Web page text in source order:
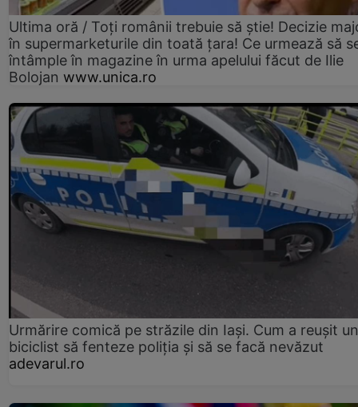
Ultima oră / Toți românii trebuie să știe! Decizie
în supermarketurile din toată țara! Ce urmează să
întâmple în magazine în urma apelului făcut de Ilie
Bolojan www.unica.ro
Urmărire comică pe străzile din Iași. Cum a reușit un
biciclist să fenteze poliția și să se facă nevăzut
adevarul.ro